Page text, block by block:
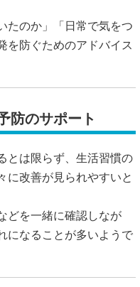
たのか」「日常で気をつ
を防ぐためのアドバイス
防のサポート
とは限らず、生活習慣の
に改善が見られやすいと
どを一緒に確認しなが
になることが多いようで